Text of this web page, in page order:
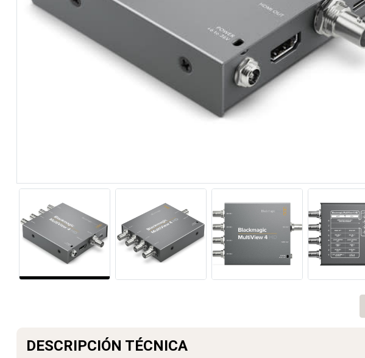
DESCRIPCIÓN TÉCNICA